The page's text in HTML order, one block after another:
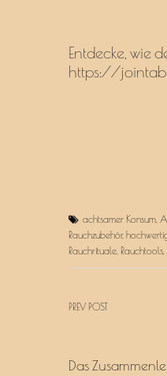
Entdecke, wie
https://
achtsamer Konsum,
Rauchzubehör,
Rauchrituale, Rauchtools,
PREV POST
Das